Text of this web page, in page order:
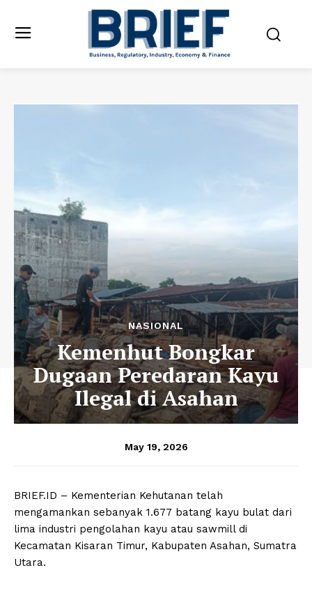
NASIONAL
Kemenhut Bongkar
Dugaan Peredaran Kayu
Ilegal di Asahan
May 19, 2026
BRIEF.ID – Kementerian Kehutanan telah
mengamankan sebanyak 1.677 batang kayu bulat dari
lima industri pengolahan kayu atau sawmill di
Kecamatan Kisaran Timur, Kabupaten Asahan, Sumatra
Utara.